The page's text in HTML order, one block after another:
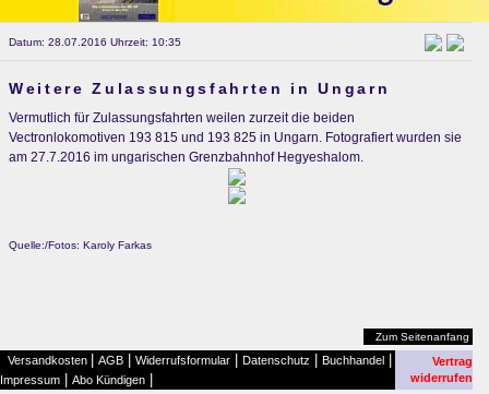
Datum: 28.07.2016 Uhrzeit: 10:35
Weitere Zulassungsfahrten in Ungarn
Vermutlich für Zulassungsfahrten weilen zurzeit die beiden
Vectronlokomotiven 193 815 und 193 825 in Ungarn. Fotografiert wurden sie
am 27.7.2016 im ungarischen Grenzbahnhof Hegyeshalom.
Quelle:/Fotos: Karoly Farkas
Zum Seitenanfang
Versandkosten AGB Widerrufsformular Datenschutz Buchhandel
Impressum Abo Kündigen
Vertrag
widerrufen